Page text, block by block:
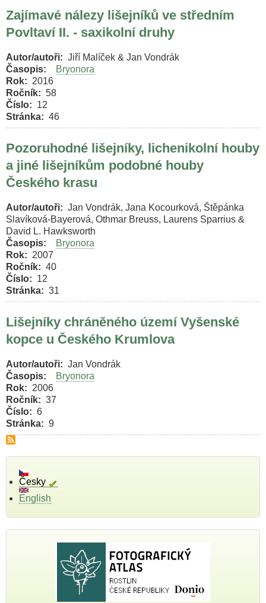
Zajímavé nálezy lišejníků ve středním
Povltaví II. - saxikolní druhy
Autor/autoři
Jiří Malíček & Jan Vondrák
Časopis
Bryonora
Rok
2016
Ročník
58
Číslo
12
Stránka
46
Pozoruhodné lišejníky, lichenikolní houby
a jiné lišejníkům podobné houby
Českého krasu
Autor/autoři
Jan Vondrák, Jana Kocourková, Štěpánka
Slavíková-Bayerová, Othmar Breuss, Laurens Sparrius &
David L. Hawksworth
Časopis
Bryonora
Rok
2007
Ročník
40
Číslo
12
Stránka
31
Lišejníky chráněného území Vyšenské
kopce u Českého Krumlova
Autor/autoři
Jan Vondrák
Časopis
Bryonora
Rok
2006
Ročník
37
Číslo
6
Stránka
9
Česky
English